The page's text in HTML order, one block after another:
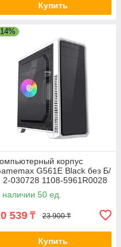
Купить
корпус
G561E Black без Б/
2-030728 1108-5961R0028
наличии 50 ед.
539 ₸ 23 900 ₸
Купить